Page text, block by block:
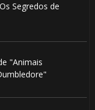
Segredos de
"Animais